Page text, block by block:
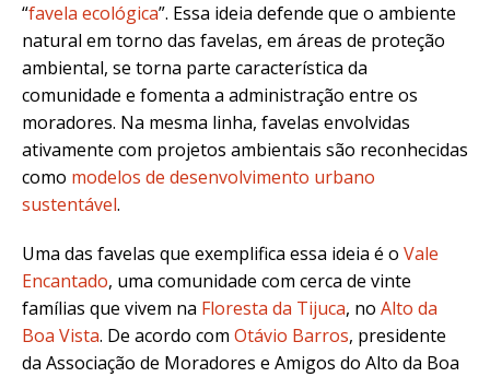
“favela ecológica”. Essa ideia defende que o ambiente
natural em torno das favelas, em áreas de proteção
ambiental, se torna parte característica da
comunidade e fomenta a administração entre os
moradores. Na mesma linha, favelas envolvidas
ativamente com projetos ambientais são reconhecidas
como modelos de desenvolvimento urbano
sustentável.
Uma das favelas que exemplifica essa ideia é o Vale
Encantado, uma comunidade com cerca de vinte
famílias que vivem na Floresta da Tijuca, no Alto da
Boa Vista. De acordo com Otávio Barros, presidente
da Associação de Moradores e Amigos do Alto da Boa